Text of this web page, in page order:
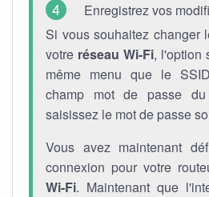
Enregistrez vos
Si vous souhaitez changer
votre réseau Wi-Fi, l'option
même menu que le
champ mot de passe du
saisissez le mot de passe
Vous avez maintenant
connexion pour votre
Wi-Fi. Maintenant que